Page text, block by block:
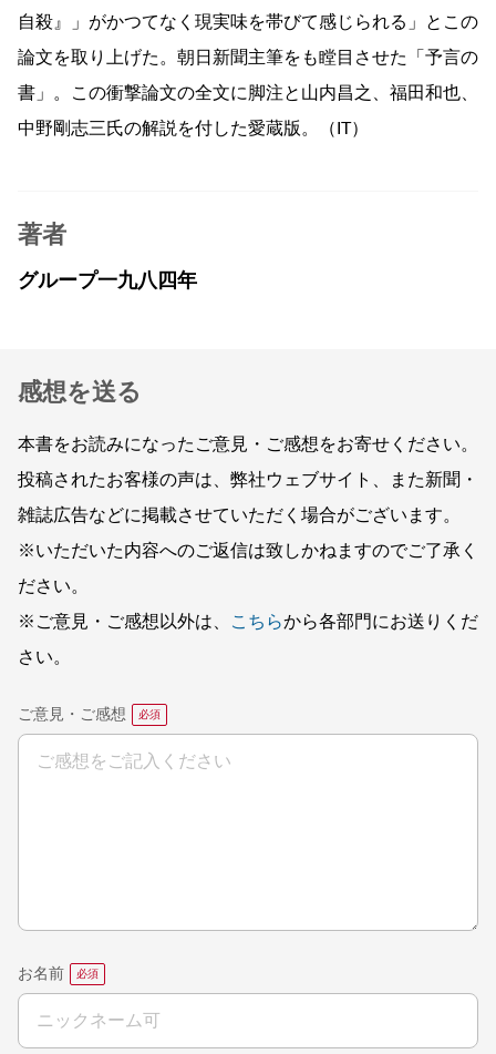
自殺』」がかつてなく現実味を帯びて感じられる」とこの
論文を取り上げた。朝日新聞主筆をも瞠目させた「予言の
書」。この衝撃論文の全文に脚注と山内昌之、福田和也、
中野剛志三氏の解説を付した愛蔵版。（IT）
著者
グループ一九八四年
感想を送る
本書をお読みになったご意見・ご感想をお寄せください。
投稿されたお客様の声は、弊社ウェブサイト、また新聞・
雑誌広告などに掲載させていただく場合がございます。
※いただいた内容へのご返信は致しかねますのでご了承く
ださい。
※ご意見・ご感想以外は、
こちらから各部門にお送りくだ
さい。
ご意見・ご感想
お名前